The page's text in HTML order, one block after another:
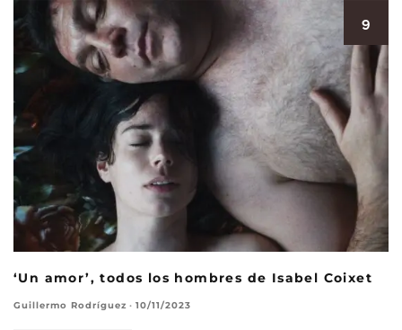
9
‘Un amor’, todos los hombres de Isabel Coixet
Guillermo Rodríguez · 10/11/2023